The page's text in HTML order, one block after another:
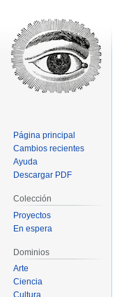
Página principal
Cambios recientes
Ayuda
Descargar PDF
Colección
Proyectos
En espera
Dominios
Arte
Ciencia